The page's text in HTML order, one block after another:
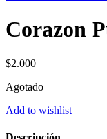
Corazon
$2.000
Agotado
Add to wishlist